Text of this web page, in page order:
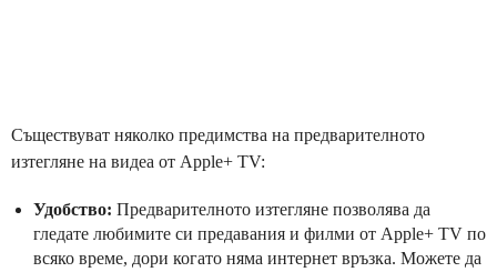
Съществуват няколко предимства на предварителното
изтегляне на видеа от Apple+ TV:
Удобство: Предварителното изтегляне позволява да
гледате любимите си предавания и филми от Apple+ TV по
всяко време, дори когато няма интернет връзка. Можете да